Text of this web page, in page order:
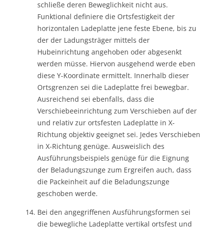
schließe deren Beweglichkeit nicht aus.
Funktional definiere die Ortsfestigkeit der
horizontalen Ladeplatte jene feste Ebene, bis zu
der der Ladungsträger mittels der
Hubeinrichtung angehoben oder abgesenkt
werden müsse. Hiervon ausgehend werde eben
diese Y-Koordinate ermittelt. Innerhalb dieser
Ortsgrenzen sei die Ladeplatte frei bewegbar.
Ausreichend sei ebenfalls, dass die
Verschiebeeinrichtung zum Verschieben auf der
und relativ zur ortsfesten Ladeplatte in X-
Richtung objektiv geeignet sei. Jedes Verschieben
in X-Richtung genüge. Ausweislich des
Ausführungsbeispiels genüge für die Eignung
der Beladungszunge zum Ergreifen auch, dass
die Packeinheit auf die Beladungszunge
geschoben werde.
Bei den angegriffenen Ausführungsformen sei
die bewegliche Ladeplatte vertikal ortsfest und